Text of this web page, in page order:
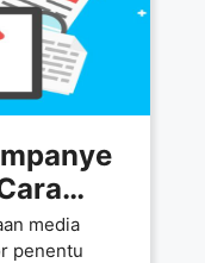
media
penentu